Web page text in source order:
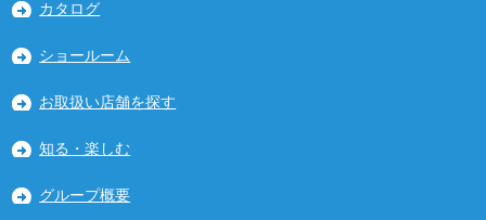
カタログ
ショールーム
お取扱い店舗を探す
知る・楽しむ
グループ概要